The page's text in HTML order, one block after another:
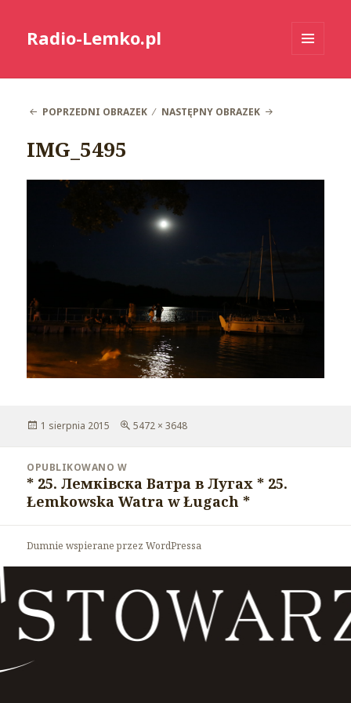
Radio-Lemko.pl
POPRZEDNI OBRAZEK
NASTĘPNY OBRAZEK
IMG_5495
Opublikowano
1 sierpnia 2015
Pełny
5472 × 3648
wpisu
OPUBLIKOWANO W
* 25. Лемківска Ватра в Лугах * 25.
Łemkowska Watra w Ługach *
Dumnie wspierane przez WordPressa